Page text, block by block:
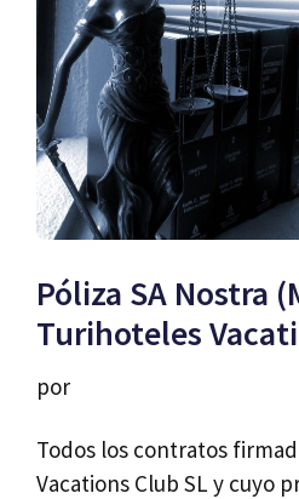
Póliza SA Nostra
Turihoteles
por
Todos los contratos
Vacations Club SL y cuyo